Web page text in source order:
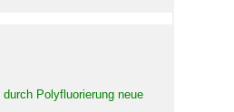
Polyfluorierung neue